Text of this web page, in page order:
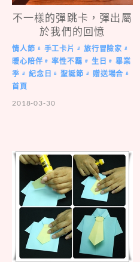
不一樣的彈跳卡，彈出屬
於我們的回憶
情人節 # 手工卡片 # 旅行冒險家 #
暖心陪伴 # 率性不羈 # 生日 #
畢業
季 # 紀念日 # 聖誕節 # 贈送場合 #
首頁
2018-03-30